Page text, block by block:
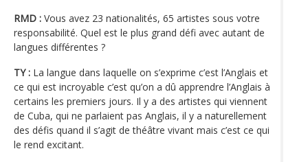
RMD : Vous avez 23 nationalités, 65 artistes sous votre
responsabilité. Quel est le plus grand défi avec autant de
langues différentes ?
TY : La langue dans laquelle on s’exprime c’est l’Anglais et
ce qui est incroyable c’est qu’on a dû apprendre l’Anglais à
certains les premiers jours. Il y a des artistes qui viennent
de Cuba, qui ne parlaient pas Anglais, il y a naturellement
des défis quand il s’agit de théâtre vivant mais c’est ce qui
le rend excitant.